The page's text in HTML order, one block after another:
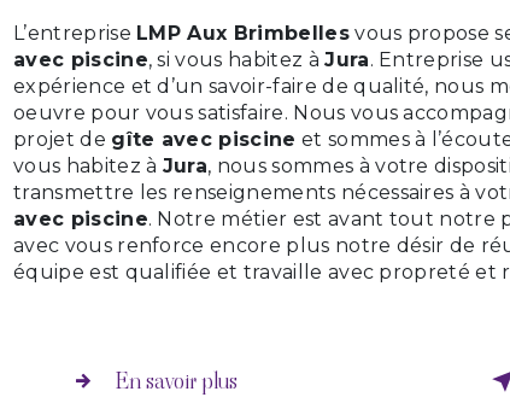
L’entreprise LMP Aux Brimbellesvous propose
avec piscine, si vous habitez àJura. Entreprise
expérience et d’un savoir-faire de qualité, nous
oeuvre pour vous satisfaire. Nous vous
projet de gîte avec piscine et sommes à
vous habitez à Jura, nous sommes à votre
transmettre les renseignements nécessaires à
avec piscine. Notre métier est avant tout notre
avec vous renforce encore plus notre désir de
équipe est qualifiée et travaille avec propreté et
En savoir plus